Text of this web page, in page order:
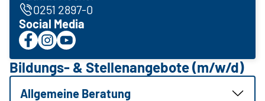
0251 2897-0
Social Media
Bildungs- & Stellenangebote (m/w/d)
Allgemeine Beratung